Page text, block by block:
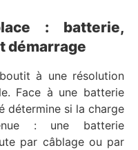
: batterie,
démarrage
à une résolution
Face à une batterie
détermine si la charge
: une batterie
par câblage ou par